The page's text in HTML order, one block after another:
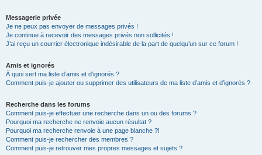
Messagerie privée
Je ne peux pas envoyer de messages privés !
Je continue à recevoir des messages privés non sollicités !
J’ai reçu un courrier électronique indésirable de la part de quelqu’un sur ce forum !
Amis et ignorés
À quoi sert ma liste d’amis et d’ignorés ?
Comment puis-je ajouter ou supprimer des utilisateurs de ma liste d’amis et d’ignorés ?
Recherche dans les forums
Comment puis-je effectuer une recherche dans un ou des forums ?
Pourquoi ma recherche ne renvoie aucun résultat ?
Pourquoi ma recherche renvoie à une page blanche ?!
Comment puis-je rechercher des membres ?
Comment puis-je retrouver mes propres messages et sujets ?